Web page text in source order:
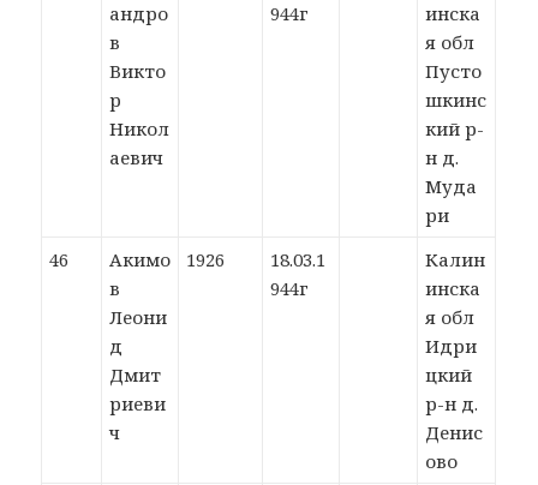
андро
в
Викто
р
Никол
аевич
944г
инска
я обл
Пусто
шкинс
кий р-
н д.
Муда
ри
46
Акимо
в
Леони
д
Дмит
риеви
ч
1926
18.03.1
944г
Калин
инска
я обл
Идри
цкий
р-н д.
Денис
ово